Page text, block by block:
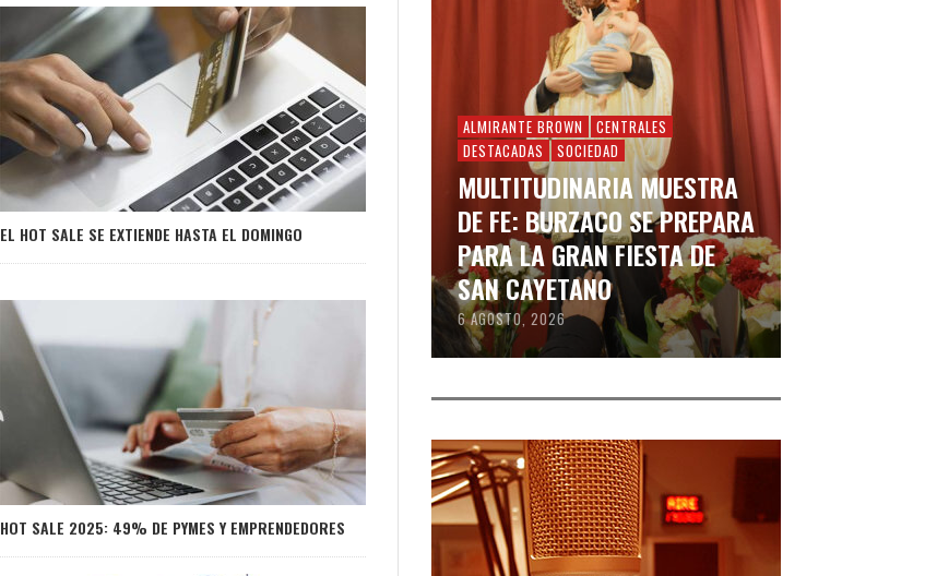
EL HOT SALE SE EXTIENDE HASTA EL DOMINGO
HOT SALE 2025: 49% DE PYMES Y EMPRENDEDORES
ALMIRANTE BROWN
CENTRALES
DESTACADAS
SOCIEDAD
MULTITUDINARIA MUESTRA
DE FE: BURZACO SE PREPARA
PARA LA GRAN FIESTA DE
SAN CAYETANO
6 AGOSTO, 2026